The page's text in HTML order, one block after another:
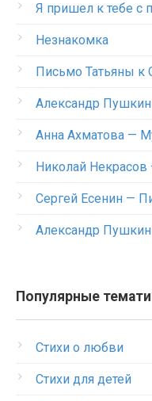
Я пришел к тебе с
Незнакомка
Письмо Татьяны к
Александр
Анна Ахматова —
Николай
Сергей Есенин —
Александр
Популярные
Стихи о любви
Стихи для детей